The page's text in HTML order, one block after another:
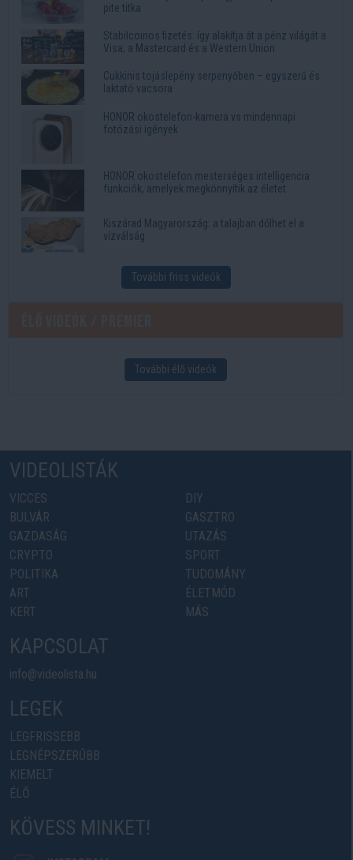
pite titka
Stabilcoinos fizetés: így alakítja át a pénz világát a
Visa, a Mastercard és a Western Union
Cukkinis tojáslepény serpenyőben – egyszerű és
laktató vacsora
HONOR okostelefon-kamera vs mindennapi
fotózási igények
HONOR okostelefon mesterséges intelligencia
funkciók, amelyek megkönnyítik az életet
Kiszárad Magyarország: a talajban dőlhet el a
vízválság
További friss videók
További élő videók
VIDEOLISTÁK
VICCES
BULVÁR
GAZDASÁG
CRYPTO
POLITIKA
ART
KERT
DIY
GASZTRO
UTAZÁS
SPORT
TUDOMÁNY
ÉLETMÓD
MÁS
KAPCSOLAT
info@videolista.hu
LEGEK
LEGFRISSEBB
LEGNÉPSZERŰBB
KIEMELT
ÉLŐ
KÖVESS MINKET!